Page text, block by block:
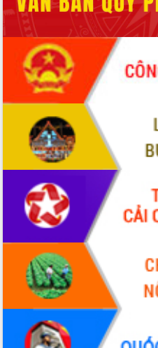
Không có file video nào để phát.